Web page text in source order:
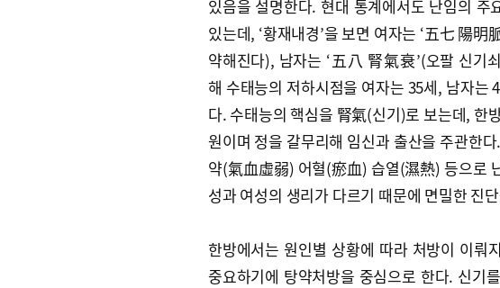
있음을 설명한다. 현대 통계에서도 난임의
있는데, ‘황재내경’을 보면 여자는 ‘五七 陽
약해진다), 남자는 ‘五八 腎氣衰’(오팔 신기
해 수태능의 저하시점을 여자는 35세, 남자는
다. 수태능의 핵심을 腎氣(신기)로 보는데, 한
원이며 정을 갈무리해 임신과 출산을 주관한
약(氣血虛弱) 어혈(瘀血) 습열(濕熱) 등으로
성과 여성의 생리가 다르기 때문에 면밀한 진
한방에서는 원인별 상황에 따라 처방이 이뤄
중요하기에 탕약처방을 중심으로 한다. 신기